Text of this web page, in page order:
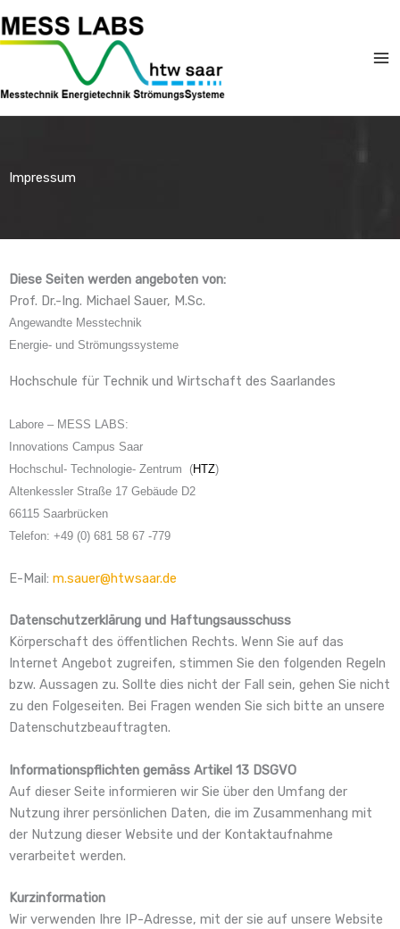
Inhalt
Impressum
Diese Seiten werden angeboten von:
Prof. Dr.-Ing. Michael Sauer, M.Sc.
Angewandte Messtechnik
Energie- und Strömungssysteme
Hochschule für Technik und Wirtschaft des Saarlandes
Labore – MESS LABS:
Innovations Campus Saar
Hochschul- Technologie- Zentrum (HTZ)
Altenkessler Straße 17 Gebäude D2
66115 Saarbrücken
Telefon: +49 (0) 681 58 67 -779
E-Mail: m.sauer@htwsaar.de
Datenschutzerklärung und Haftungsausschuss
Körperschaft des öffentlichen Rechts. Wenn Sie auf das
Internet Angebot zugreifen, stimmen Sie den folgenden Regeln
bzw. Aussagen zu. Sollte dies nicht der Fall sein, gehen Sie nicht
zu den Folgeseiten. Bei Fragen wenden Sie sich bitte an unsere
Datenschutzbeauftragten.
Informationspflichten gemäss Artikel 13 DSGVO
Auf dieser Seite informieren wir Sie über den Umfang der
Nutzung ihrer persönlichen Daten, die im Zusammenhang mit
der Nutzung dieser Website und der Kontaktaufnahme
verarbeitet werden.
Kurzinformation
Wir verwenden Ihre IP-Adresse, mit der sie auf unsere Website